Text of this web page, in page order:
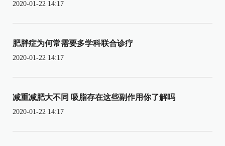
2020-01-22 14:17
肥胖症为何常需要多学科联合诊疗
2020-01-22 14:17
减重减肥大不同 吸脂存在这些副作用你了解吗
2020-01-22 14:17